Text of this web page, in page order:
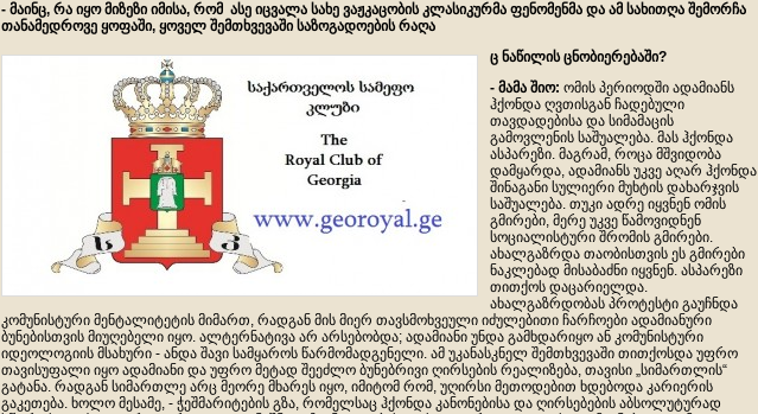
- მაინც, რა იყო მიზეზი იმისა, რომ ასე იცვალა სახე ვაჟკაცობის კლასიკურმა ფენომენმა და ამ სახითღა შემორჩა
თანამედროვე ყოფაში, ყოველ შემთხვევაში საზოგადოების რაღა
ც ნაწილის ცნობიერებაში?
- მამა შიო: ომის პერიოდში ადამიანს
ჰქონდა ღვთისგან ჩადებული
თავდადებისა და სიმამაცის
გამოვლენის საშუალება. მას ჰქონდა
ასპარეზი. მაგრამ, როცა მშვიდობა
დამყარდა, ადამიანს უკვე აღარ ჰქონდა
შინაგანი სულიერი მუხტის დახარჯვის
საშუალება. თუკი ადრე იყვნენ ომის
გმირები, მერე უკვე წამოვიდნენ
სოციალისტური შრომის გმირები.
ახალგაზრდა თაობისთვის ეს გმირები
ნაკლებად მისაბაძნი იყვნენ. ასპარეზი
თითქოს დაცარიელდა.
ახალგაზრდობას პროტესტი გაუჩნდა
კომუნისტური მენტალიტეტის მიმართ, რადგან მის მიერ თავსმოხვეული იძულებითი ჩარჩოები ადამიანური
ბუნებისთვის მიუღებელი იყო. ალტერნატივა არ არსებობდა; ადამიანი უნდა გამხდარიყო ან კომუნისტური
იდეოლოგიის მსახური - ანდა შავი სამყაროს წარმომადგენელი. ამ უკანასკნელ შემთხვევაში თითქოსდა უფრო
თავისუფალი იყო ადამიანი და უფრო მეტად შეეძლო ბუნებრივი ღირსების რეალიზება, თავისი „სიმართლის“
გატანა. რადგან სიმართლე არც მეორე მხარეს იყო, იმიტომ რომ, უღირსი მეთოდებით ხდებოდა კარიერის
გაკეთება. ხოლო მესამე, - ჭეშმარიტების გზა, რომელსაც ჰქონდა კანონებისა და ღირსებების აბსოლუტურად